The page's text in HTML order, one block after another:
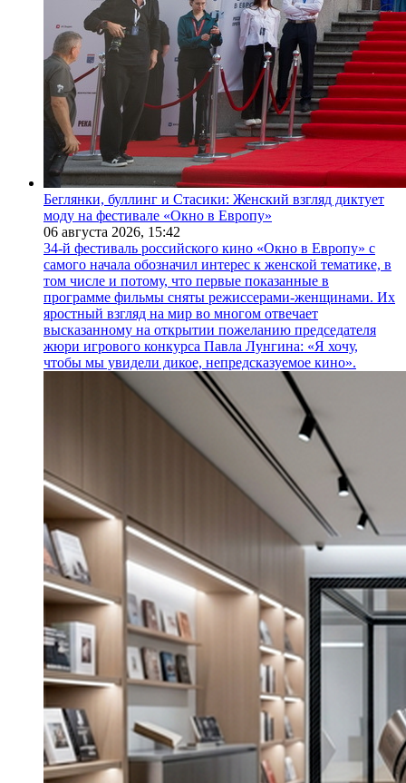
Беглянки, буллинг и Стасики: Женский взгляд диктует
моду на фестивале «Окно в Европу»
06 августа 2026, 15:42
34-й фестиваль российского кино «Окно в Европу» с
самого начала обозначил интерес к женской тематике, в
том числе и потому, что первые показанные в
программе фильмы сняты режиссерами-женщинами. Их
яростный взгляд на мир во многом отвечает
высказанному на открытии пожеланию председателя
жюри игрового конкурса Павла Лунгина: «Я хочу,
чтобы мы увидели дикое, непредсказуемое кино».